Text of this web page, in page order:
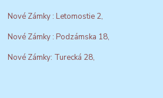
Nové Zámky : Letomostie 2,
Nové Zámky : Podzámska 18,
Nové Zámky: Turecká 28,